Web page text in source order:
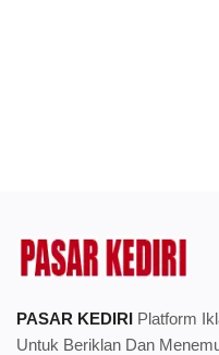
PASAR KEDIRI Platform
Untuk Beriklan Dan